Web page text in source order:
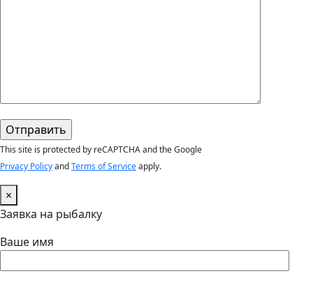
This site is protected by reCAPTCHA and the Google
Privacy PolicyandTerms of Serviceapply.
×
Заявка на рыбалку
Ваше имя